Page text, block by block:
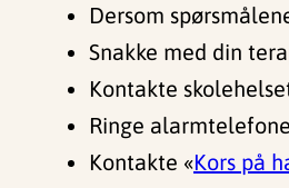
Dersom
Snakke med din
Kontakte
Ringe
Kontakte «Kors på